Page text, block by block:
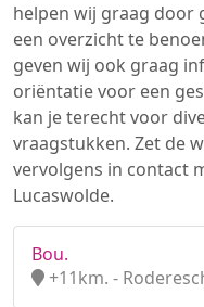
helpen wij graag door
een overzicht te
geven wij ook graag
oriëntatie voor een
kan je terecht voor
vraagstukken. Zet de
vervolgens in contact
Lucaswolde.
Bou.
+11km. -